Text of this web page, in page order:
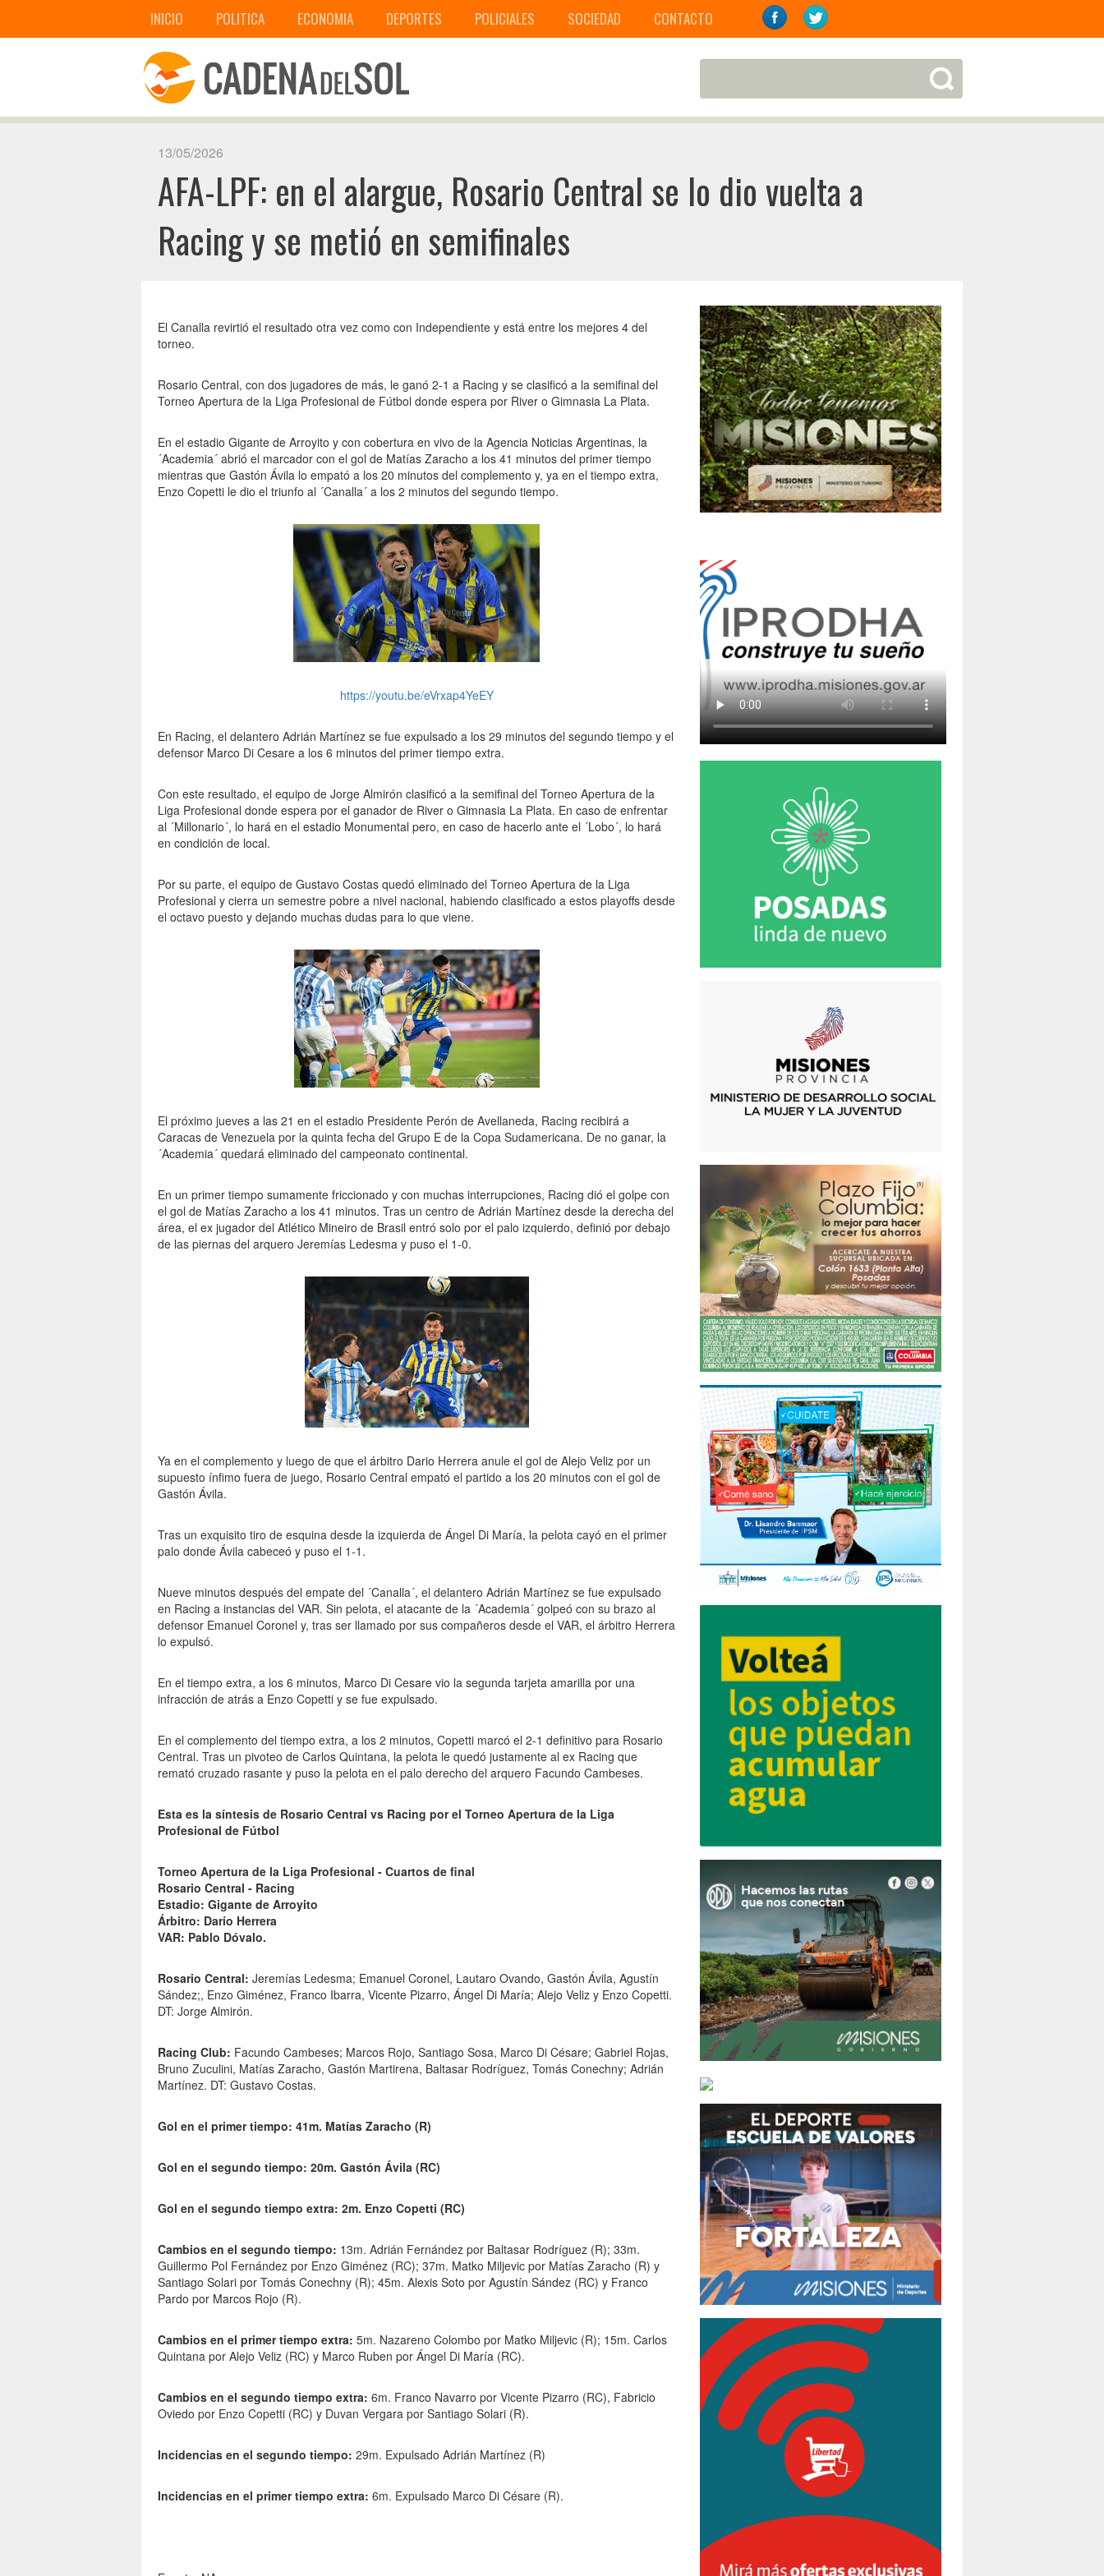
INICIO POLITICA ECONOMIA DEPORTES POLICIALES SOCIEDAD CONTACTO
13/05/2026
AFA-LPF: en el alargue, Rosario Central se lo dio vuelta a
Racing y se metió en semifinales
El Canalla revirtió el resultado otra vez como con Independiente y está entre los mejores 4 del
torneo.
Rosario Central, con dos jugadores de más, le ganó 2-1 a Racing y se clasificó a la semifinal del
Torneo Apertura de la Liga Profesional de Fútbol donde espera por River o Gimnasia La Plata.
En el estadio Gigante de Arroyito y con cobertura en vivo de la Agencia Noticias Argentinas, la
´Academia´ abrió el marcador con el gol de Matías Zaracho a los 41 minutos del primer tiempo
mientras que Gastón Ávila lo empató a los 20 minutos del complemento y, ya en el tiempo extra,
Enzo Copetti le dio el triunfo al ´Canalla´ a los 2 minutos del segundo tiempo.
https://youtu.be/eVrxap4YeEY
En Racing, el delantero Adrián Martínez se fue expulsado a los 29 minutos del segundo tiempo y el
defensor Marco Di Cesare a los 6 minutos del primer tiempo extra.
Con este resultado, el equipo de Jorge Almirón clasificó a la semifinal del Torneo Apertura de la
Liga Profesional donde espera por el ganador de River o Gimnasia La Plata. En caso de enfrentar
al ´Millonario´, lo hará en el estadio Monumental pero, en caso de hacerlo ante el ´Lobo´, lo hará
en condición de local.
Por su parte, el equipo de Gustavo Costas quedó eliminado del Torneo Apertura de la Liga
Profesional y cierra un semestre pobre a nivel nacional, habiendo clasificado a estos playoffs desde
el octavo puesto y dejando muchas dudas para lo que viene.
El próximo jueves a las 21 en el estadio Presidente Perón de Avellaneda, Racing recibirá a
Caracas de Venezuela por la quinta fecha del Grupo E de la Copa Sudamericana. De no ganar, la
´Academia´ quedará eliminado del campeonato continental.
En un primer tiempo sumamente friccionado y con muchas interrupciones, Racing dió el golpe con
el gol de Matías Zaracho a los 41 minutos. Tras un centro de Adrián Martínez desde la derecha del
área, el ex jugador del Atlético Mineiro de Brasil entró solo por el palo izquierdo, definió por debajo
de las piernas del arquero Jeremías Ledesma y puso el 1-0.
Ya en el complemento y luego de que el árbitro Dario Herrera anule el gol de Alejo Veliz por un
supuesto ínfimo fuera de juego, Rosario Central empató el partido a los 20 minutos con el gol de
Gastón Ávila.
Tras un exquisito tiro de esquina desde la izquierda de Ángel Di María, la pelota cayó en el primer
palo donde Ávila cabeceó y puso el 1-1.
Nueve minutos después del empate del ´Canalla´, el delantero Adrián Martínez se fue expulsado
en Racing a instancias del VAR. Sin pelota, el atacante de la ´Academia´ golpeó con su brazo al
defensor Emanuel Coronel y, tras ser llamado por sus compañeros desde el VAR, el árbitro Herrera
lo expulsó.
En el tiempo extra, a los 6 minutos, Marco Di Cesare vio la segunda tarjeta amarilla por una
infracción de atrás a Enzo Copetti y se fue expulsado.
En el complemento del tiempo extra, a los 2 minutos, Copetti marcó el 2-1 definitivo para Rosario
Central. Tras un pivoteo de Carlos Quintana, la pelota le quedó justamente al ex Racing que
remató cruzado rasante y puso la pelota en el palo derecho del arquero Facundo Cambeses.
Esta es la síntesis de Rosario Central vs Racing por el Torneo Apertura de la Liga
Profesional de Fútbol
Torneo Apertura de la Liga Profesional - Cuartos de final
Rosario Central - Racing
Estadio: Gigante de Arroyito
Árbitro: Darío Herrera
VAR: Pablo Dóvalo.
Rosario Central: Jeremías Ledesma; Emanuel Coronel, Lautaro Ovando, Gastón Ávila, Agustín
Sández;, Enzo Giménez, Franco Ibarra, Vicente Pizarro, Ángel Di María; Alejo Veliz y Enzo Copetti.
DT: Jorge Almirón.
Racing Club: Facundo Cambeses; Marcos Rojo, Santiago Sosa, Marco Di Césare; Gabriel Rojas,
Bruno Zuculini, Matías Zaracho, Gastón Martirena, Baltasar Rodríguez, Tomás Conechny; Adrián
Martínez. DT: Gustavo Costas.
Gol en el primer tiempo: 41m. Matías Zaracho (R)
Gol en el segundo tiempo: 20m. Gastón Ávila (RC)
Gol en el segundo tiempo extra: 2m. Enzo Copetti (RC)
Cambios en el segundo tiempo: 13m. Adrián Fernández por Baltasar Rodríguez (R); 33m.
Guillermo Pol Fernández por Enzo Giménez (RC); 37m. Matko Miljevic por Matías Zaracho (R) y
Santiago Solari por Tomás Conechny (R); 45m. Alexis Soto por Agustín Sández (RC) y Franco
Pardo por Marcos Rojo (R).
Cambios en el primer tiempo extra: 5m. Nazareno Colombo por Matko Miljevic (R); 15m. Carlos
Quintana por Alejo Veliz (RC) y Marco Ruben por Ángel Di María (RC).
Cambios en el segundo tiempo extra: 6m. Franco Navarro por Vicente Pizarro (RC), Fabricio
Oviedo por Enzo Copetti (RC) y Duvan Vergara por Santiago Solari (R).
Incidencias en el segundo tiempo: 29m. Expulsado Adrián Martínez (R)
Incidencias en el primer tiempo extra: 6m. Expulsado Marco Di Césare (R).